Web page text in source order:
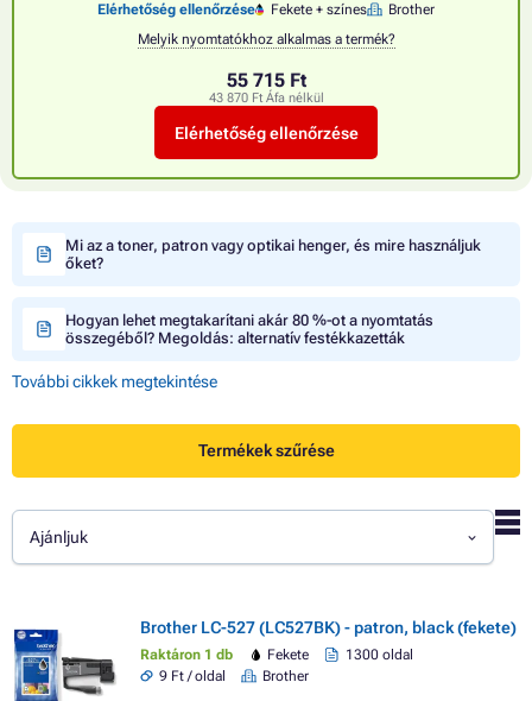
Elérhetőség ellenőrzése Fekete + színes
Brother
Melyik nyomtatókhoz alkalmas a termék?
55 715 Ft
43 870 Ft Áfa nélkül
Elérhetőség ellenőrzése
Mi az a toner, patron vagy optikai henger, és mire használjuk
őket?
Hogyan lehet megtakarítani akár 80 %-ot a nyomtatás
összegéből? Megoldás: alternatív festékkazetták
További cikkek megtekintése
Termékek szűrése
Ajánljuk
Brother LC-527 (LC527BK) - patron, black (fekete)
Raktáron 1 db Fekete
1300 oldal
9 Ft / oldal
Brother